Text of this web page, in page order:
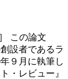
この論文
設者であるラ
９月に執筆し
・レビュー』